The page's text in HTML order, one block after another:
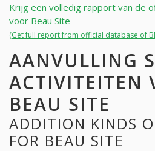
Krijg een volledig rapport van de
voor Beau Site
(Get full report from official database of
AANVULLING
ACTIVITEITEN
BEAU SITE
ADDITION KINDS
FOR BEAU SITE